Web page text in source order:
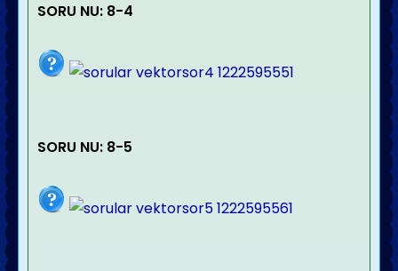
SORU NU: 8-4
SORU NU: 8-5